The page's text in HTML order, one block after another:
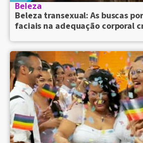
Beleza
Beleza transexual: As buscas
faciais na adequação corporal